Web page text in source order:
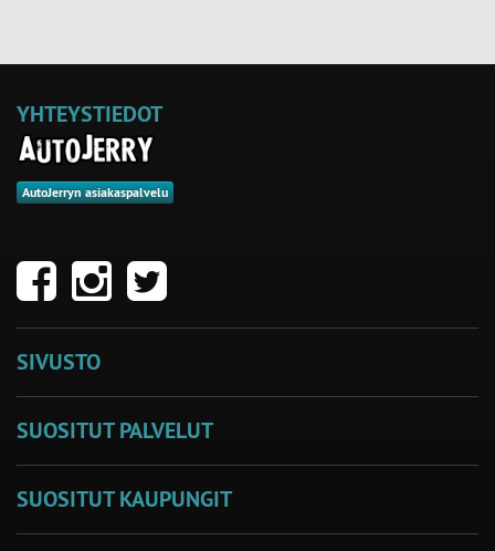
YHTEYSTIEDOT
AutoJerryn asiakaspalvelu
SIVUSTO
SUOSITUT PALVELUT
SUOSITUT KAUPUNGIT